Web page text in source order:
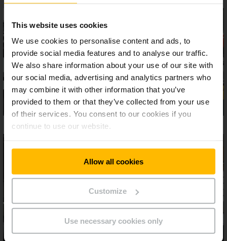
This website uses cookies
We use cookies to personalise content and ads, to
provide social media features and to analyse our traffic.
We also share information about your use of our site with
our social media, advertising and analytics partners who
may combine it with other information that you’ve
provided to them or that they’ve collected from your use
of their services. You consent to our cookies if you
continue to use our website.
Allow all cookies
Customize
Use necessary cookies only